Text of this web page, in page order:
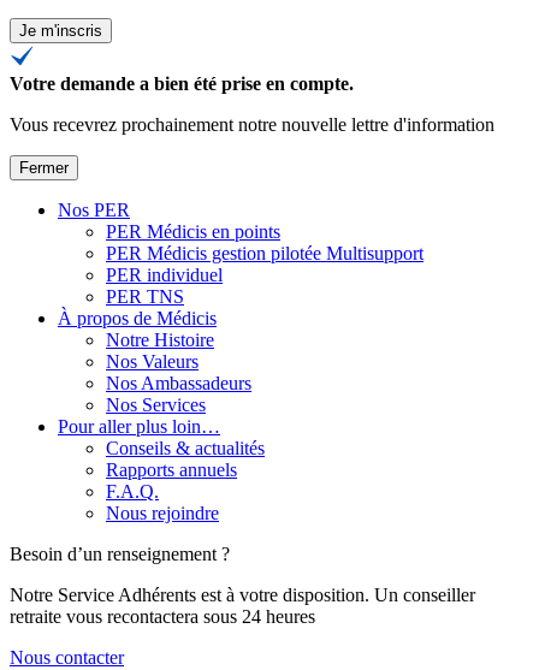
Je m'inscris
Votre demande a bien été prise en compte.
Vous recevrez prochainement notre nouvelle lettre d'information
Fermer
Nos PER
PER Médicis en points
PER Médicis gestion pilotée Multisupport
PER individuel
PER TNS
À propos de Médicis
Notre Histoire
Nos Valeurs
Nos Ambassadeurs
Nos Services
Pour aller plus loin…
Conseils & actualités
Rapports annuels
F.A.Q.
Nous rejoindre
Besoin d’un renseignement ?
Notre Service Adhérents est à votre disposition. Un conseiller
retraite vous recontactera sous 24 heures
Nous contacter